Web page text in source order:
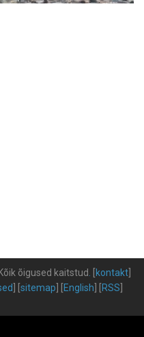
õigused kaitstud [kontakt]
] [sitemap] [English] [RSS]